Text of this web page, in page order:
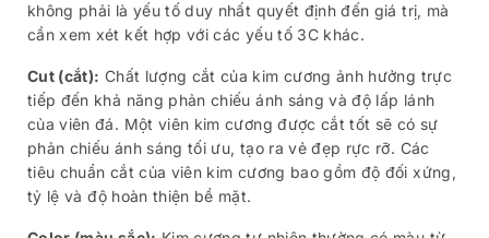
không phải là yếu tố duy nhất quyết định đến giá trị, mà
cần xem xét kết hợp với các yếu tố 3C khác.
Cut (cắt): Chất lượng cắt của kim cương ảnh hưởng trực
tiếp đến khả năng phản chiếu ánh sáng và độ lấp lánh
của viên đá. Một viên kim cương được cắt tốt sẽ có sự
phản chiếu ánh sáng tối ưu, tạo ra vẻ đẹp rực rỡ. Các
tiêu chuẩn cắt của viên kim cương bao gồm độ đối xứng,
tỷ lệ và độ hoàn thiện bề mặt.